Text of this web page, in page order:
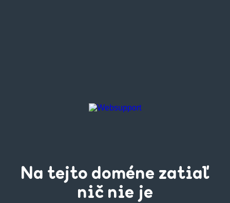
Na tejto doméne zatiaľ
nič nie je